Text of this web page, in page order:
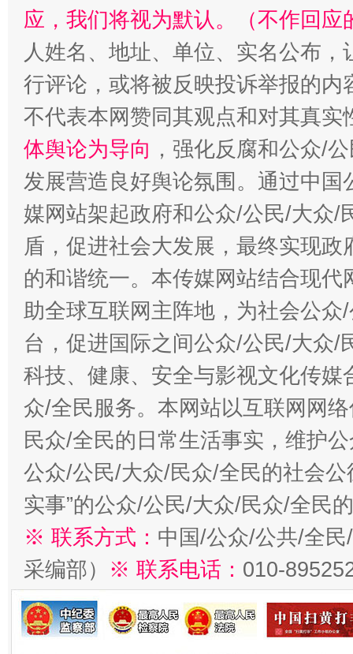
应，我们将视为默认。（不作回应
人姓名、地址、单位、实名公布
行评论，或将被反映投诉举报的
不代表本网赞同其观点和对其真实
体舆论为导向 ，强化反腐和公众/
发展营造良好舆论氛围。通过中
媒网站架起政府和公众/公民/大众/
盾，促进社会大发展，最终实现
的和谐统一。本传媒网站结合现
助全球互联网主阵地，为社会公
台，促进国际之间公众/公民/大众/
科技、健康、安全与影视文化传
众/全民服务。本网站以互联网网
民众/全民的日常生活事实，维护
公众/公民/大众/民众/全民的社会公
实事”的公众/公民/大众/民众/全民
※ 联系方式： 中国/公众/公共/全
采编部） ※ 联系电话： 010-